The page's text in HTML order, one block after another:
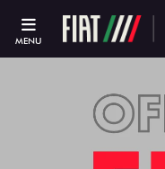
MENU